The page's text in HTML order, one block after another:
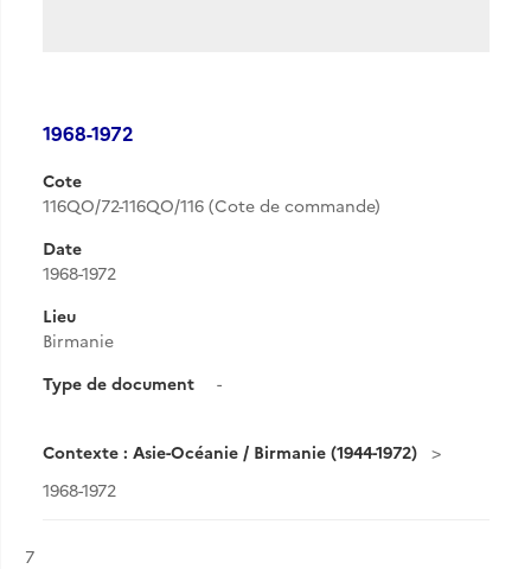
1968-1972
Cote
116QO/72-116QO/116 (Cote de commande)
Date
1968-1972
Lieu
Birmanie
Type de document
-
Contexte : Asie-Océanie / Birmanie (1944-1972)
1968-1972
Résultat n°
7